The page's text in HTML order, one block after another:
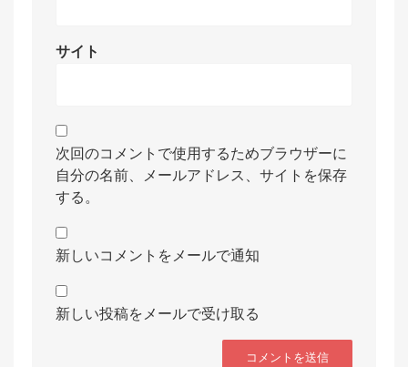
サイト
次回のコメントで使用するためブラウザーに
自分の名前、メールアドレス、サイトを保存
する。
新しいコメントをメールで通知
新しい投稿をメールで受け取る